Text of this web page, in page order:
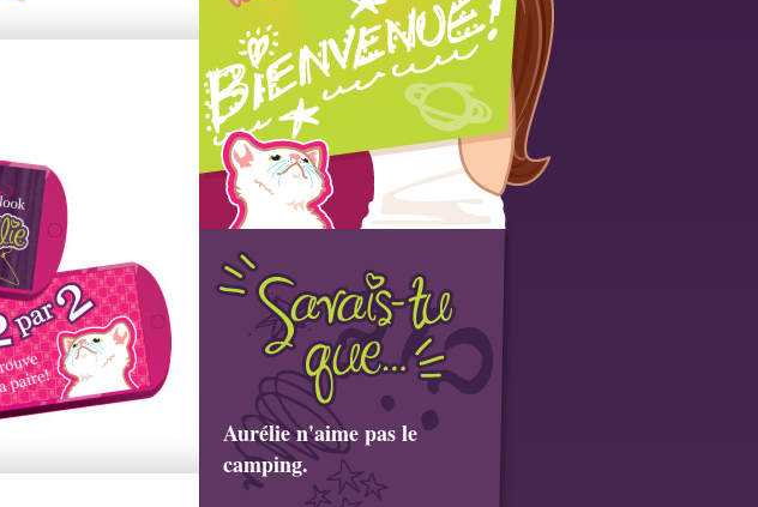
Aurélie n'aime pas le
camping.